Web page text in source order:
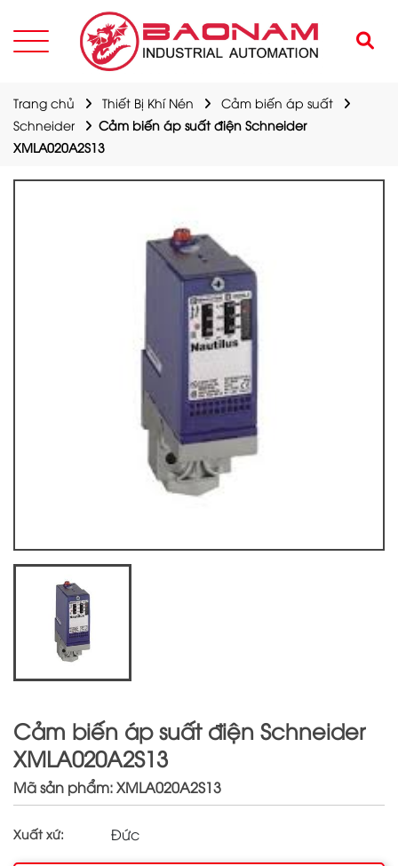
Trang chủ Thiết Bị Khí Nén
Cảm biến áp suất
Schneider
Cảm biến áp suất điện Schneider
XMLA020A2S13
Cảm biến áp suất điện Schneider
XMLA020A2S13
Mã sản phẩm: XMLA020A2S13
Xuất xứ: Đức